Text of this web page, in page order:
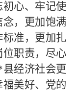
心、牢记使
，更加饱满
准，更加扎
职责，尽心
县经济社会更
美好、党的